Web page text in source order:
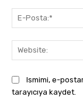
Ismimi, e-
tarayıcıya kaydet.